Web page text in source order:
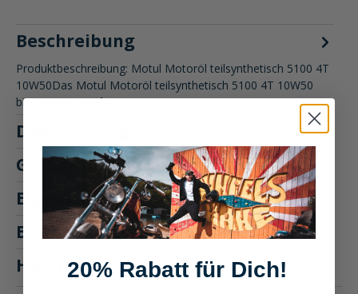
Beschreibung
Produktbeschreibung: Motul Motoröl teilsynthetisch 5100 4T
10W50Das Motul Motoröl teilsynthetisch 5100 4T 10W50
Downloads 4
Größentabelle
Eigenschaften
Hersteller "Motul"
20% Rabatt für Dich!